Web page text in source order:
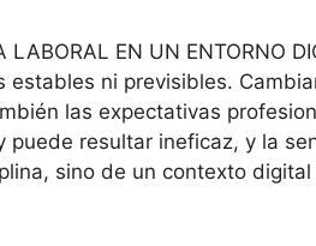
LABORAL EN UN ENTORNO
estables ni previsibles.
las expectativas
puede resultar ineficaz, y la
sino de un contexto